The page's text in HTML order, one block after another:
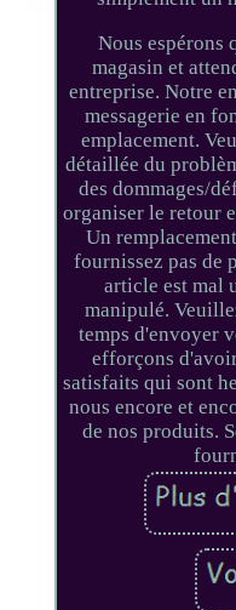
Nous espérons
magasin et
entreprise. Notre
messagerie en
emplacement.
détaillée du
des dommages/
organiser le retour
Un
fournissez pas de
article est mal
manipulé.
temps d'envoyer
efforçons
satisfaits qui sont
nous encore et
de nos produits.